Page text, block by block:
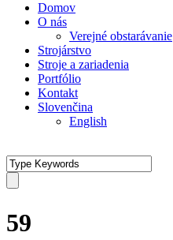
Domov
O nás
Verejné obstarávanie
Strojárstvo
Stroje a zariadenia
Portfólio
Kontakt
Slovenčina
English
59